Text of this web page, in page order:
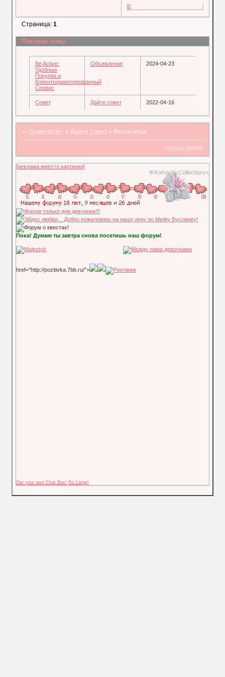
0
Страница:1
Похожие темы
Be Active:
Удобные
Покупки и
Клиентоориентированный
Сервис
Объявления 2024-04-23
Совет Дайте совет 2022-04-16
» ~Supergirls~ »Дайте совет » Велосипед
создать форум
[реклама вместо картинки]
Пока! Думаю ты завтра снова посетишь наш форум!
href="http://pozitivka.7bb.ru/">
Get your own Chat Box! Go Large!